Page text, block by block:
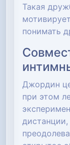
Такая
понимать
Джордин
при этом